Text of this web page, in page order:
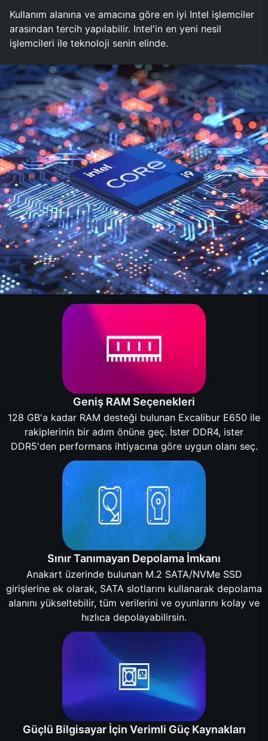
Kullanım alanına ve amacına göre en iyi Intel işlemciler
arasından tercih yapılabilir. Intel'in en yeni nesil
işlemcileri ile teknoloji senin elinde.
Geniş RAM Seçenekleri
128 GB'a kadar RAM desteği bulunan Excalibur E650 ile
rakiplerinin bir adım önüne geç. İster DDR4, ister
DDR5'den performans ihtiyacına göre uygun olanı seç.
Sınır Tanımayan Depolama İmkanı
Anakart üzerinde bulunan M.2 SATA/NVMe SSD
girişlerine ek olarak, SATA slotlarını kullanarak depolama
alanını yükseltebilir, tüm verilerini ve oyunlarını kolay ve
hızlıca depolayabilirsin.
Güçlü Bilgisayar İçin Verimli Güç Kaynakları